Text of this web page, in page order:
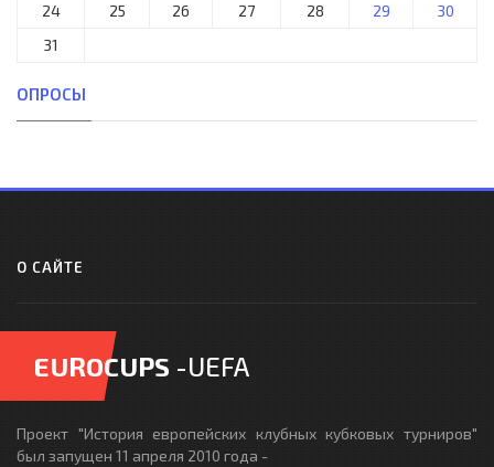
24
25 26 27 28 29
30
31
ОПРОСЫ
О САЙТЕ
EUROCUPS -UEFA
Проект "История европейских клубных кубковых турниров"
был запущен 11 апреля 2010 года -